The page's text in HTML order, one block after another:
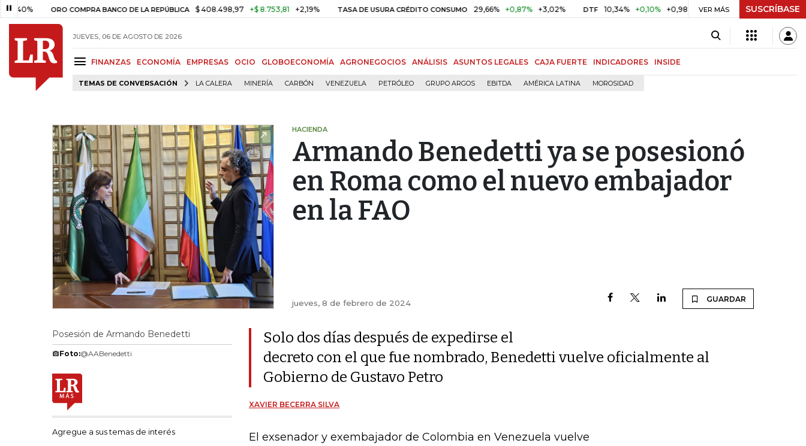
ORO COMPRA BANCO DE LA REPÚBLICA $ 408.498,97 +$ 8.753,81 +2,19% TASA DE USURA CRÉDITO CONSUMO 29,66% +0,87% +3,02% DTF 10,34% +0,10% +0,98% UVR $ 416,86 +$ 0,05 +0,01%
VER MÁS SUSCRÍBASE
JUEVES, 06 DE AGOSTO DE 2026
FINANZAS ECONOMÍA EMPRESAS OCIO GLOBOECONOMÍA AGRONEGOCIOS ANÁLISIS ASUNTOS LEGALES CAJA FUERTE INDICADORES INSIDE
TEMAS DE CONVERSACIÓN LA CALERA MINERÍA CARBÓN VENEZUELA PETRÓLEO GRUPO ARGOS EBITDA AMÉRICA LATINA MOROSIDAD
HACIENDA
Armando Benedetti ya se posesionó
en Roma como el nuevo embajador
en la FAO
jueves, 8 de febrero de 2024 GUARDAR
Posesión de Armando Benedetti
Foto:@AABenedetti
Agregue a sus temas de interés
Solo dos días después de expedirse el
decreto con el que fue nombrado, Benedetti vuelve oficialmente al
Gobierno de Gustavo Petro
XAVIER BECERRA SILVA
El exsenador y exembajador de Colombia en Venezuela vuelve